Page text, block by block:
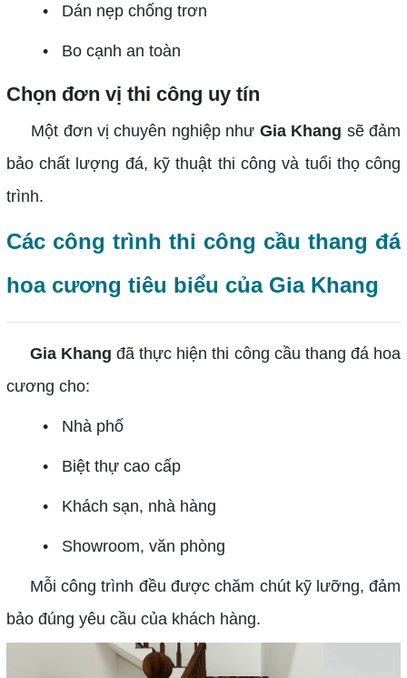
• Dán nẹp chống trơn
• Bo cạnh an toàn
Chọn đơn vị thi công uy tín
Một đơn vị chuyên nghiệp như Gia Khang sẽ đảm
bảo chất lượng đá, kỹ thuật thi công và tuổi thọ công
trình.
Các công trình thi công cầu thang đá
hoa cương tiêu biểu của Gia Khang
Gia Khang đã thực hiện thi công cầu thang đá hoa
cương cho:
• Nhà phố
• Biệt thự cao cấp
• Khách sạn, nhà hàng
• Showroom, văn phòng
Mỗi công trình đều được chăm chút kỹ lưỡng, đảm
bảo đúng yêu cầu của khách hàng.